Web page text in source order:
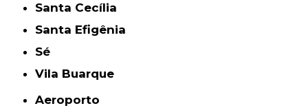
Santa Cecília
Santa Efigênia
Sé
Vila Buarque
Aeroporto